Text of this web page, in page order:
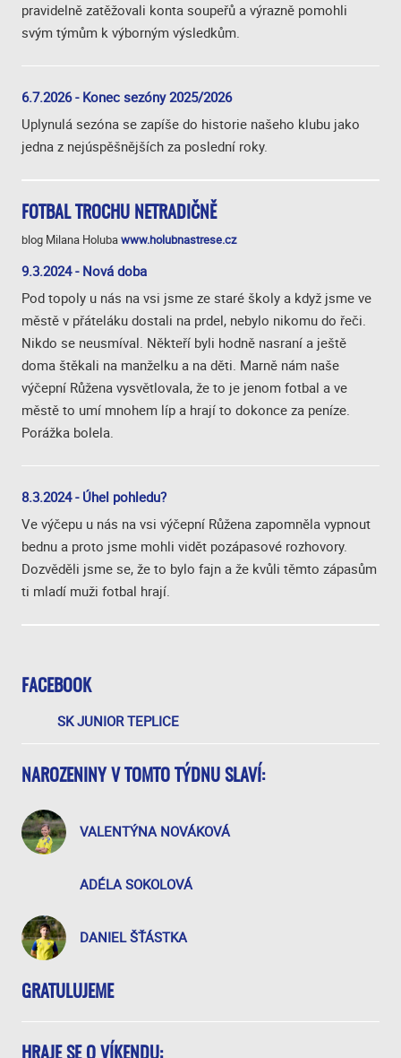
FACEBOOK
SK JUNIOR TEPLICE
NAROZENINY V TOMTO TÝDNU SLAVÍ:
VALENTÝNA NOVÁKOVÁ
ADÉLA SOKOLOVÁ
DANIEL ŠŤÁSTKA
GRATULUJEME
HRAJE SE O VÍKENDU:
pravidelně zatěžovali konta soupeřů a výrazně pomohli
svým týmům k výborným výsledkům.
6.7.2026 - Konec sezóny 2025/2026
Uplynulá sezóna se zapíše do historie našeho klubu jako
jedna z nejúspěšnějších za poslední roky.
FOTBAL TROCHU NETRADIČNĚ
blog Milana Holubawww.holubnastrese.cz
9.3.2024 - Nová doba
Pod topoly u nás na vsi jsme ze staré školy a když jsme ve
městě v přáteláku dostali na prdel, nebylo nikomu do řeči.
Nikdo se neusmíval. Někteří byli hodně nasraní a ještě
doma štěkali na manželku a na děti. Marně nám naše
výčepní Růžena vysvětlovala, že to je jenom fotbal a ve
městě to umí mnohem líp a hrají to dokonce za peníze.
Porážka bolela.
8.3.2024 - Úhel pohledu?
Ve výčepu u nás na vsi výčepní Růžena zapomněla vypnout
bednu a proto jsme mohli vidět pozápasové rozhovory.
Dozvěděli jsme se, že to bylo fajn a že kvůli těmto zápasům
ti mladí muži fotbal hrají.